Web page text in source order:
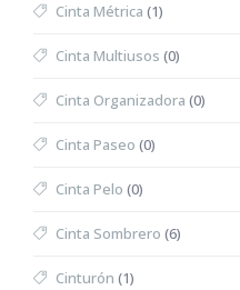
Cinta Métrica (1)
Cinta Multiusos (0)
Cinta Organizadora (0)
Cinta Paseo (0)
Cinta Pelo (0)
Cinta Sombrero (6)
Cinturón (1)